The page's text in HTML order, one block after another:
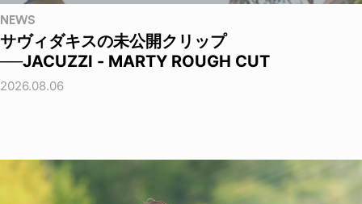
NEWS
サヴィダキスの未公開クリップ
──JACUZZI - MARTY ROUGH CUT
2026.08.06